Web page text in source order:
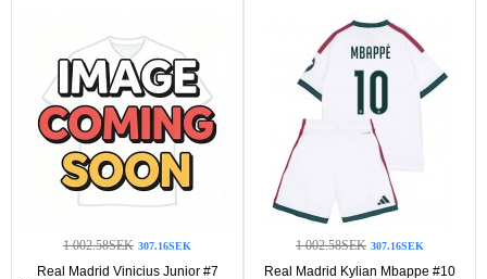
1 002.58SEK 307.16SEK
Real Madrid Vinicius Junior #7
1 002.58SEK 307.16SEK
Real Madrid Kylian Mbappe #10